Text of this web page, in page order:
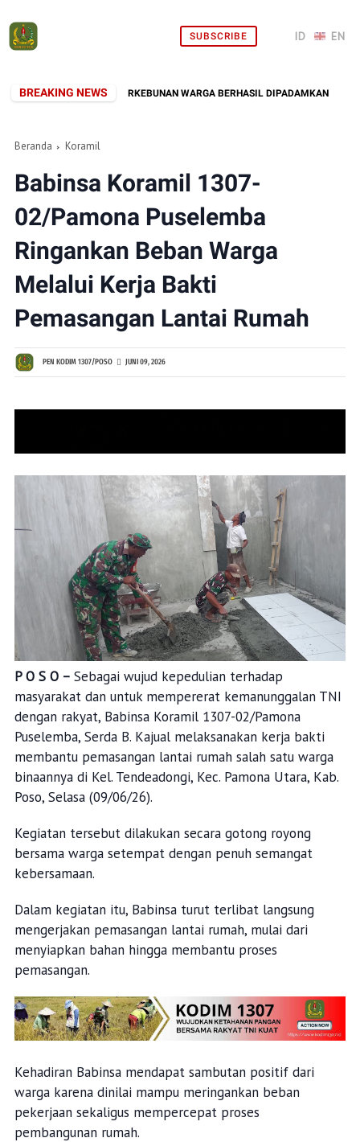
SUBSCRIBE
BREAKING NEWS
LAHAN DEKAT PERKEBUNAN WARGA BERHASIL DIPADAMKAN
Beranda Koramil
Babinsa Koramil 1307-
02/Pamona Puselemba
Ringankan Beban Warga
Melalui Kerja Bakti
Pemasangan Lantai Rumah
PEN KODIM 1307/POSO JUNI 09, 2026
P O S O – Sebagai wujud kepedulian terhadap
masyarakat dan untuk mempererat kemanunggalan TNI
dengan rakyat, Babinsa Koramil 1307-02/Pamona
Puselemba, Serda B. Kajual melaksanakan kerja bakti
membantu pemasangan lantai rumah salah satu warga
binaannya di Kel. Tendeadongi, Kec. Pamona Utara, Kab.
Poso, Selasa (09/06/26).
Kegiatan tersebut dilakukan secara gotong royong
bersama warga setempat dengan penuh semangat
kebersamaan.
Dalam kegiatan itu, Babinsa turut terlibat langsung
mengerjakan pemasangan lantai rumah, mulai dari
menyiapkan bahan hingga membantu proses
pemasangan.
Kehadiran Babinsa mendapat sambutan positif dari
warga karena dinilai mampu meringankan beban
pekerjaan sekaligus mempercepat proses
pembangunan rumah.